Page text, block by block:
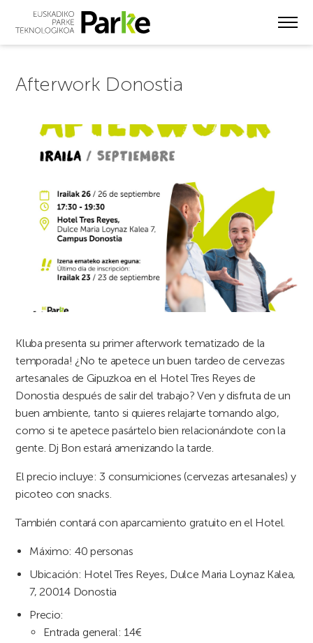
Afterwork Donostia
Kluba presenta su primer afterwork tematizado de la
temporada! ¿No te apetece un buen tardeo de cervezas
artesanales de Gipuzkoa en el Hotel Tres Reyes de
Donostia después de salir del trabajo? Ven y disfruta de un
buen ambiente, tanto si quieres relajarte tomando algo,
como si te apetece pasártelo bien relacionándote con la
gente. Dj Bon estará amenizando la tarde.
El precio incluye: 3 consumiciones (cervezas artesanales) y
picoteo con snacks.
También contará con aparcamiento gratuito en el Hotel.
Máximo: 40 personas
Ubicación: Hotel Tres Reyes, Dulce Maria Loynaz Kalea,
7, 20014 Donostia
Precio:
Entrada general: 14€